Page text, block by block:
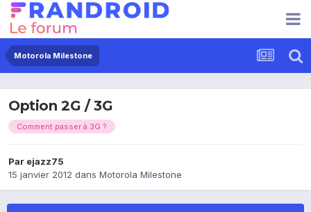
Motorola Milestone
Option 2G / 3G
Comment passer à 3G ?
Par ejazz75
15 janvier 2012 dans Motorola Milestone